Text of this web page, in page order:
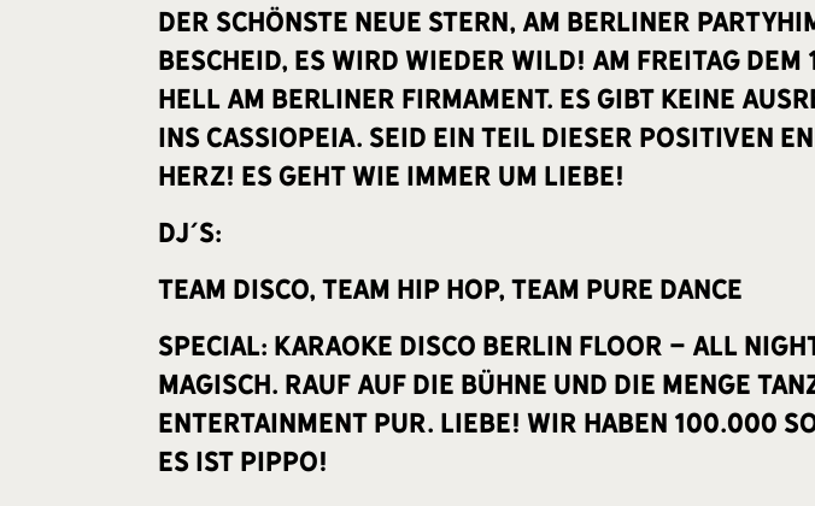
Der schönste neue Stern, am Berliner
Bescheid, es wird wieder wild! Am Freitag
hell am Berliner Firmament. Es gibt keine
ins Cassiopeia. Seid ein Teil dieser positiven
Herz! Es geht wie immer um Liebe!
Dj´s:
Team Disco, Team Hip Hop, Team Pure Dance
SPECIAL: KARAOKE DISCO BERLIN FLOOR - ALL
magisch. Rauf auf die Bühne und die Menge
Entertainment pur. Liebe! Wir haben 100.000
ES IST PIPPO!